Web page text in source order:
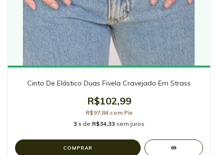
Cinto De Elástico Duas Fivela Cravejado Em Strass
R$102,99
R$97,84 com Pix
3 x de R$34,33 sem juros
COMPRAR